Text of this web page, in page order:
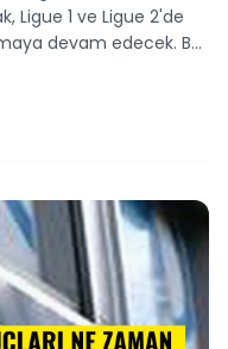
Ligue 1 ve Ligue 2'de
devam edecek. Bu